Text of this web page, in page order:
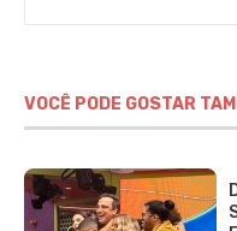
VOCÊ PODE GOSTAR